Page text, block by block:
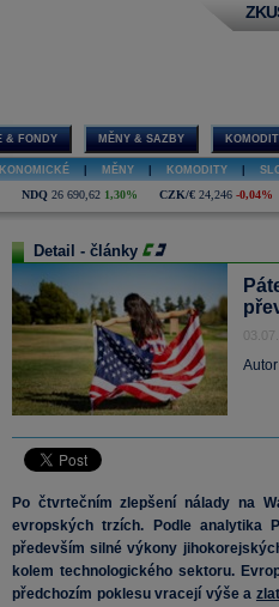
& FONDY MĚNY & SAZBY
MĚNY KOMODITY
NDQ 26 690,62 1,30% CZK/€ 24,246 -0,04%
Detail - články
Po čtvrtečním zlepšení nálady na
evropských trzích. Podle analytika
především silné výkony
kolem technologického sektoru.
předchozím poklesu vracejí výše a